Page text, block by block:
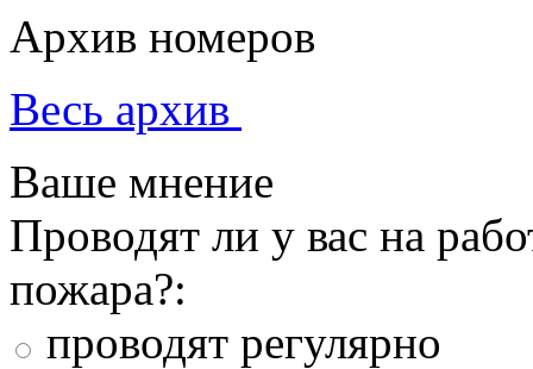
Архив номеров
Весь архив
Ваше мнение
Проводят ли у вас на
пожара?:
проводят регулярно